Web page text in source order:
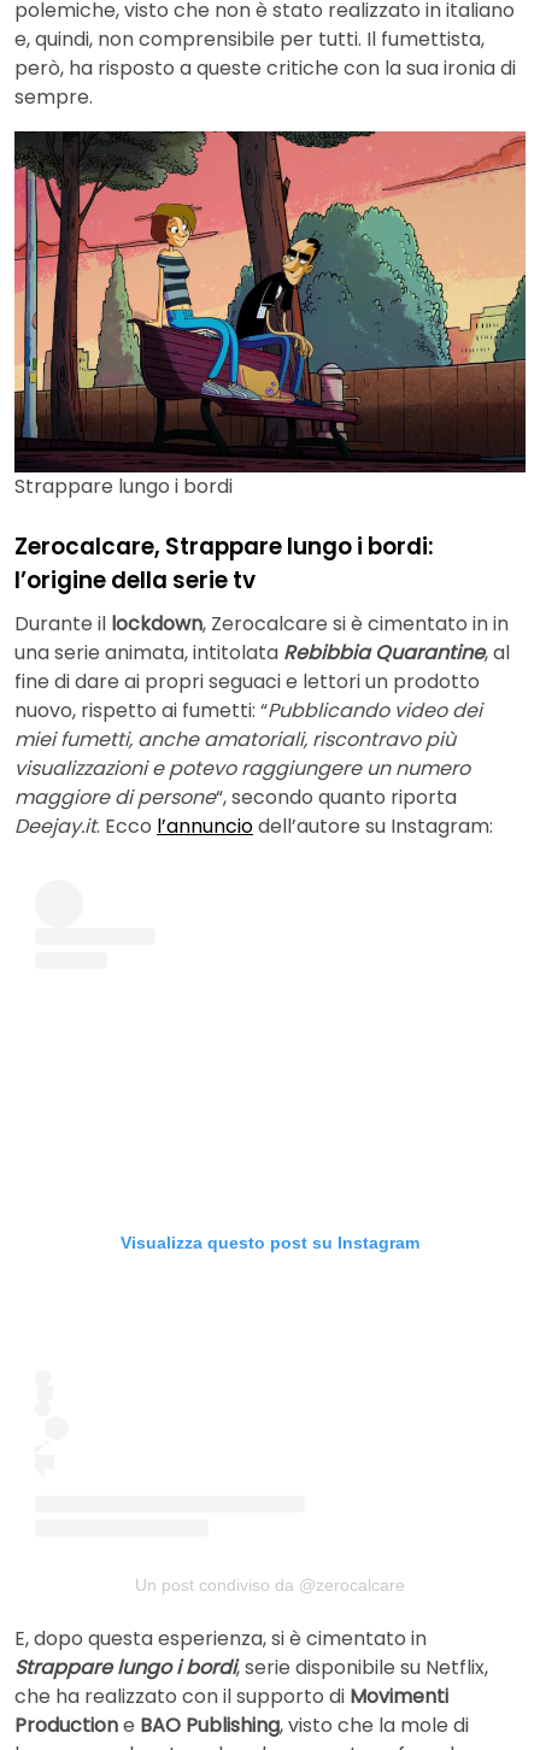
polemiche, visto che non è stato realizzato in italiano
e, quindi, non comprensibile per tutti. Il fumettista,
però, ha risposto a queste critiche con la sua ironia di
sempre.
Strappare lungo i bordi
Zerocalcare, Strappare lungo i bordi:
l’origine della serie tv
Durante il lockdown, Zerocalcare si è cimentato in in
una serie animata, intitolata Rebibbia Quarantine, al
fine di dare ai propri seguaci e lettori un prodotto
nuovo, rispetto ai fumetti: “Pubblicando video dei
miei fumetti, anche amatoriali, riscontravo più
visualizzazioni e potevo raggiungere un numero
maggiore di persone“, secondo quanto riporta
Deejay.it. Ecco l’annunciodell’autore su Instagram:
Visualizza questo post su Instagram
Un post condiviso da @zerocalcare
E, dopo questa esperienza, si è cimentato in
Strappare lungo i bordi, serie disponibile su Netflix,
che ha realizzato con il supporto di Movimenti
Productione BAO Publishing, visto che la mole di